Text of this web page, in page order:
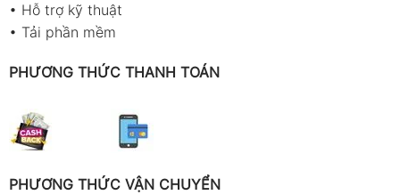
• Hỗ trợ kỹ thuật
• Tải phần mềm
PHƯƠNG THỨC THANH TOÁN
PHƯƠNG THỨC VẬN CHUYỂN